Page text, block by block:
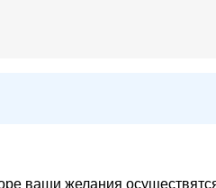
ваши желания